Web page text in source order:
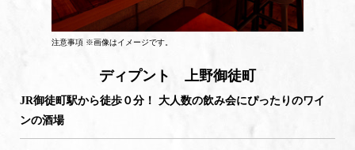
注意事項 ※画像はイメージです。
ディプント 上野御徒町
JR御徒町駅から徒歩０分！ 大人数の飲み会にぴったりのワイ
ンの酒場